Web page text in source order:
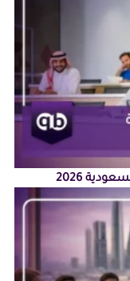
2026